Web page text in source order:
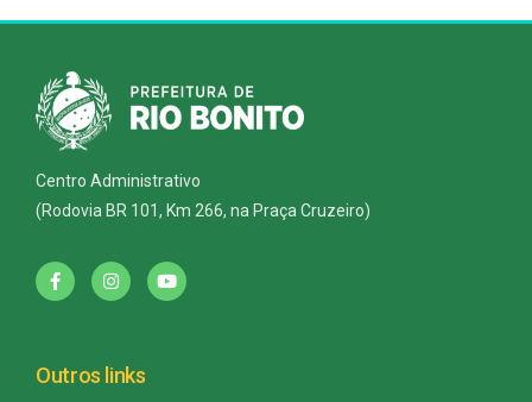
Centro Administrativo
(Rodovia BR 101, Km 266, na Praça Cruzeiro)
Outros links